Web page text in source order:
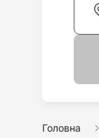
Головна